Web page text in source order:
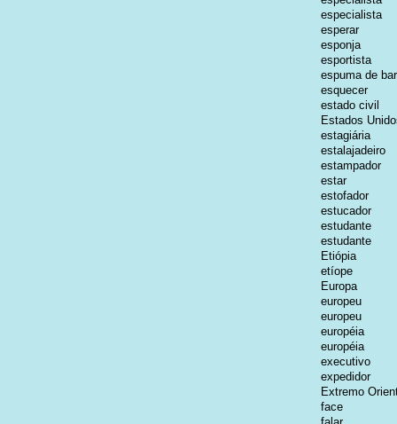
especialista
esperar
esponja
esportista
espuma de
esquecer
estado civil
Estados
estagiária
estalajadeiro
estampador
estar
estofador
estucador
estudante
estudante
Etiópia
etíope
Europa
europeu
europeu
européia
européia
executivo
expedidor
Extremo
face